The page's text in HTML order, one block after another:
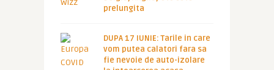
prelungita
DUPA 17 IUNIE: Tarile in care
vom putea calatori fara sa
fie nevoie de auto-izolare